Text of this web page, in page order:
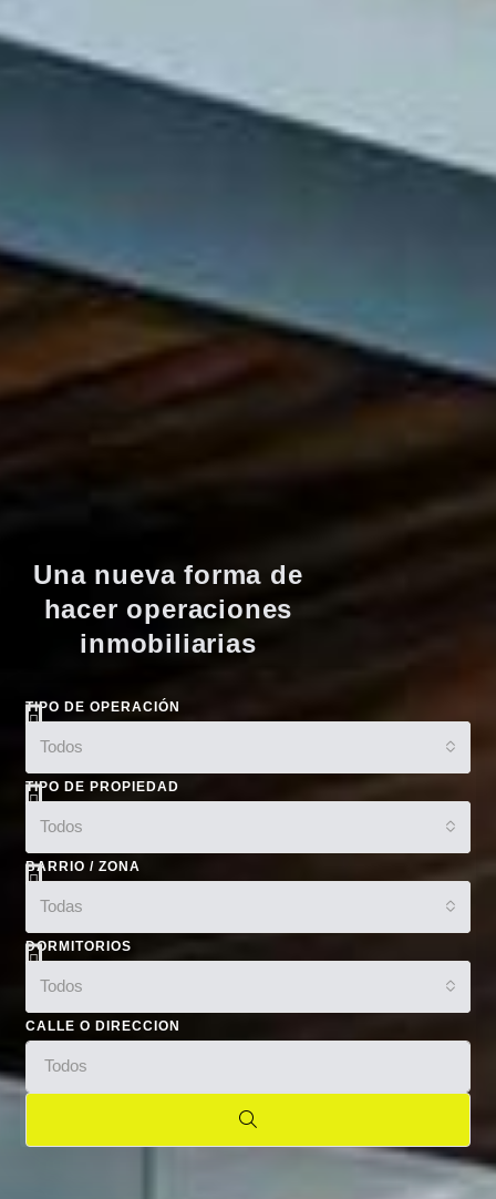
Una nueva forma de
hacer operaciones
inmobiliarias
TIPO DE OPERACIÓN
Todos
TIPO DE PROPIEDAD
Todos
BARRIO / ZONA
Todas
DORMITORIOS
Todos
CALLE O DIRECCION